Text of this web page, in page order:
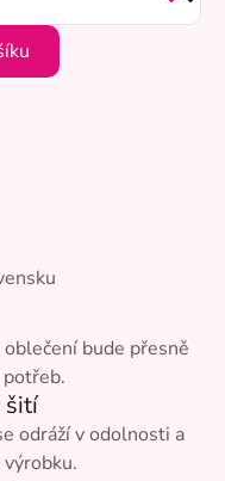
bude přesně
šití
odráží v odolnosti a